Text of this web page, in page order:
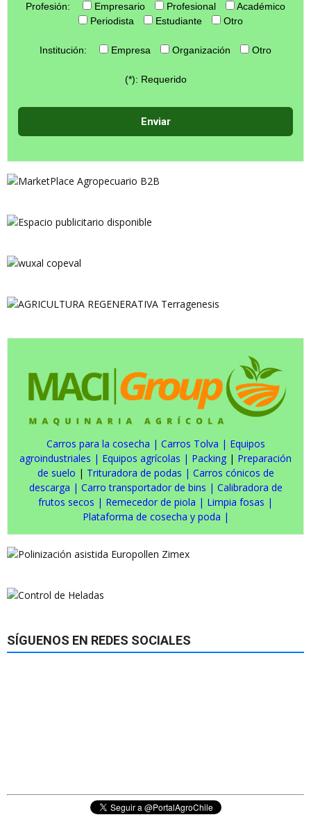
Profesión: Empresario Profesional
Académico
Periodista
Estudiante Otro
Institución: Empresa Organización Otro
(*): Requerido
Carros para la cosecha | Carros Tolva | Equipos
agroindustriales | Equipos agrícolas | Packing | Preparación
de suelo | Trituradora de podas | Carros cónicos de
descarga | Carro transportador de bins | Calibradora de
frutos secos | Remecedor de piola | Limpia fosas |
Plataforma de cosecha y poda |
SÍGUENOS EN REDES SOCIALES